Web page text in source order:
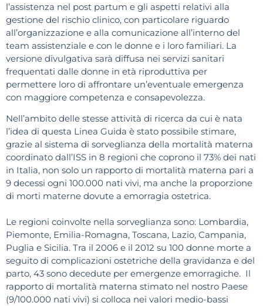
l’assistenza nel post partum e gli aspetti relativi alla
gestione del rischio clinico, con particolare riguardo
all’organizzazione e alla comunicazione all’interno del
team assistenziale e con le donne e i loro familiari. La
versione divulgativa sarà diffusa nei servizi sanitari
frequentati dalle donne in età riproduttiva per
permettere loro di affrontare un’eventuale emergenza
con maggiore competenza e consapevolezza.
Nell’ambito delle stesse attività di ricerca da cui è nata
l’idea di questa Linea Guida è stato possibile stimare,
grazie al sistema di sorveglianza della mortalità materna
coordinato dall’ISS in 8 regioni che coprono il 73% dei nati
in Italia, non solo un rapporto di mortalità materna pari a
9 decessi ogni 100.000 nati vivi, ma anche la proporzione
di morti materne dovute a emorragia ostetrica.
Le regioni coinvolte nella sorveglianza sono: Lombardia,
Piemonte, Emilia-Romagna, Toscana, Lazio, Campania,
Puglia e Sicilia. Tra il 2006 e il 2012 su 100 donne morte a
seguito di complicazioni ostetriche della gravidanza e del
parto, 43 sono decedute per emergenze emorragiche. Il
rapporto di mortalità materna stimato nel nostro Paese
(9/100.000 nati vivi) si colloca nei valori medio-bassi